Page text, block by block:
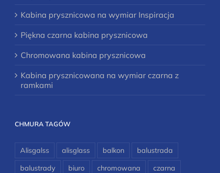
Kabina prysznicowa na wymiar Inspiracja
Piękna czarna kabina prysznicowa
Chromowana kabina prysznicowa
Kabina prysznicowana na wymiar czarna z
ramkami
CHMURA TAGÓW
Alisgalss alisglass balkon
balustrada
balustrady
biuro chromowana
czarna